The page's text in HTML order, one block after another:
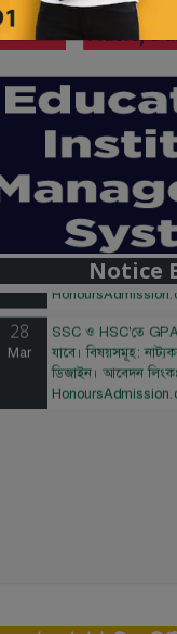
Notice
বাজেটের মধ্যে প্রাইভেট
সুযোগ। ২০টির অধিক
লক্ষ থেকে ৫ লক্ষ
28
Mar
যাবে। বিষয়সমূহ:
ডিজাইন। আবেদন